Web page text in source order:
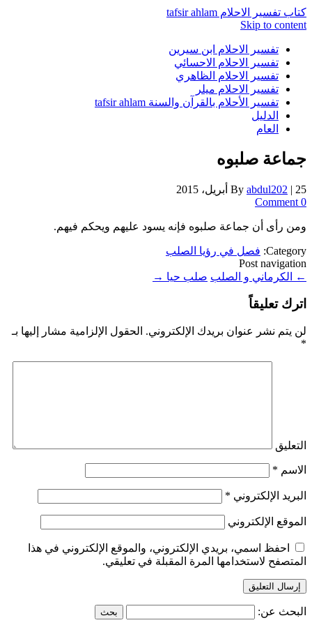
كتاب تفسير الاحلام tafsir ahlam
Skip to content
تفسير الاحلام ابن سيرين
تفسير الاحلام الاحسائي
تفسير الاحلام الظاهري
تفسير الاحلام ميلر
تفسير الأحلام بالقرآن والسنة tafsir ahlam
الدليل
العام
جماعة صلبوه
By abdul202 | 25 أبريل، 2015
0 Comment
ومن رأى أن جماعة صلبوه فإنه يسود عليهم ويحكم فيهم.
Category: فصل في رؤيا الصلب
Post navigation
←
الكرماني و الصلب صلب حيا →
اترك تعليقاً
لن يتم نشر عنوان بريدك الإلكتروني. الحقول الإلزامية مشار إليها بـ
*
التعليق
الاسم *
البريد الإلكتروني *
الموقع الإلكتروني
احفظ اسمي، بريدي الإلكتروني، والموقع الإلكتروني في هذا
المتصفح لاستخدامها المرة المقبلة في تعليقي.
البحث عن: